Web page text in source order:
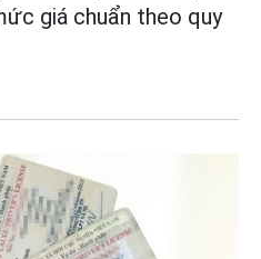
giá chuẩn theo quy